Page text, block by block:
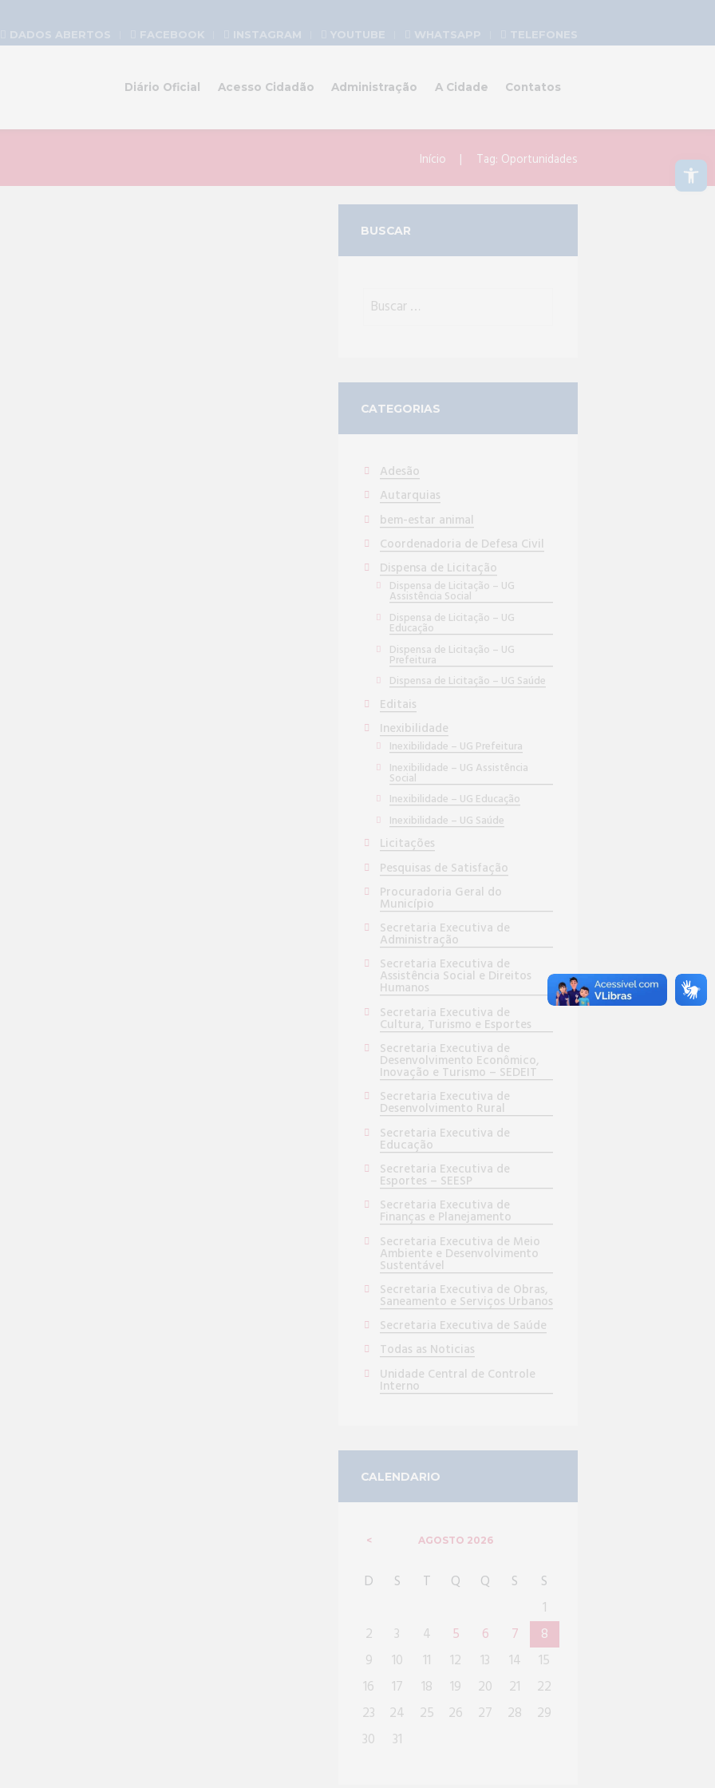
DADOS ABERTOS FACEBOOK INSTAGRAM YOUTUBE WHATSAPP TELEFONES
Diário Oficial Acesso Cidadão Administração A Cidade Contatos
Início Tag: Oportunidades
BUSCAR
CATEGORIAS
Adesão
Autarquias
bem-estar animal
Coordenadoria de Defesa Civil
Dispensa de Licitação
Dispensa de Licitação – UG
Assistência Social
Dispensa de Licitação – UG
Educação
Dispensa de Licitação – UG
Prefeitura
Dispensa de Licitação – UG Saúde
Editais
Inexibilidade
Inexibilidade – UG Prefeitura
Inexibilidade – UG Assistência
Social
Inexibilidade – UG Educação
Inexibilidade – UG Saúde
Licitações
Pesquisas de Satisfação
Procuradoria Geral do
Município
Secretaria Executiva de
Administração
Secretaria Executiva de
Assistência Social e Direitos
Humanos
Secretaria Executiva de
Cultura, Turismo e Esportes
Secretaria Executiva de
Desenvolvimento Econômico,
Inovação e Turismo – SEDEIT
Secretaria Executiva de
Desenvolvimento Rural
Secretaria Executiva de
Educação
Secretaria Executiva de
Esportes – SEESP
Secretaria Executiva de
Finanças e Planejamento
Secretaria Executiva de Meio
Ambiente e Desenvolvimento
Sustentável
Secretaria Executiva de Obras,
Saneamento e Serviços Urbanos
Secretaria Executiva de Saúde
Todas as Noticias
Unidade Central de Controle
Interno
CALENDARIO
AGOSTO 2026
D S T Q Q S
S
1
2
3 4 5 6 7
8
9
10 11 12 13 14
15
16
17 18 19 20 21
22
23
24 25 26 27 28
29
30
31
Abrir a barra de ferramentas